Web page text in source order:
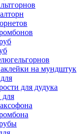
на мундштук
для дудука
для